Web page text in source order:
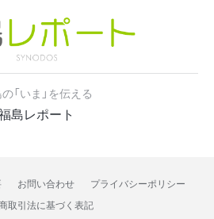
「いま」を伝える
島レポート
お問い合わせ
プライバシーポリシー
取引法に基づく表記